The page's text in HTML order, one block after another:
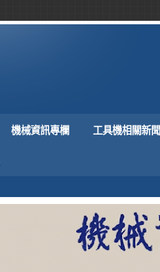
機械資訊專欄 工具機相關新聞